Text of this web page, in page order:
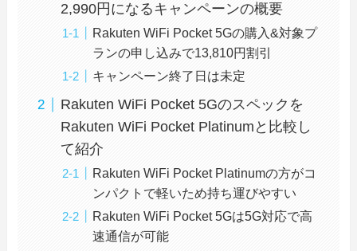
2,990円になるキャンペーンの概要
Rakuten WiFi Pocket 5Gの購入&対象プ
ランの申し込みで13,810円割引
キャンペーン終了日は未定
Rakuten WiFi Pocket 5Gのスペックを
Rakuten WiFi Pocket Platinumと比較し
て紹介
Rakuten WiFi Pocket Platinumの方がコ
ンパクトで軽いため持ち運びやすい
Rakuten WiFi Pocket 5Gは5G対応で高
速通信が可能